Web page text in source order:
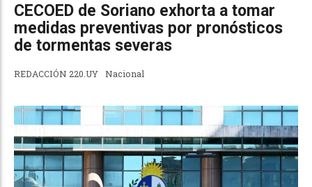
CECOED de Soriano exhorta a tomar
medidas preventivas por pronósticos
de tormentas severas
REDACCIÓN 220.UY Nacional